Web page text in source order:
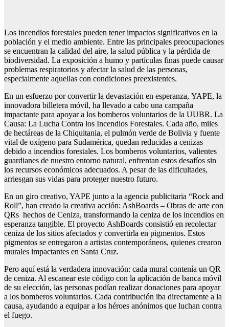
Los incendios forestales pueden tener impactos significativos en la
población y el medio ambiente. Entre las principales preocupaciones
se encuentran la calidad del aire, la salud pública y la pérdida de
biodiversidad. La exposición a humo y partículas finas puede causar
problemas respiratorios y afectar la salud de las personas,
especialmente aquellas con condiciones preexistentes.
En un esfuerzo por convertir la devastación en esperanza, YAPE, la
innovadora billetera móvil, ha llevado a cabo una campaña
impactante para apoyar a los bomberos voluntarios de la UUBR. La
Causa: La Lucha Contra los Incendios Forestales. Cada año, miles
de hectáreas de la Chiquitania, el pulmón verde de Bolivia y fuente
vital de oxígeno para Sudamérica, quedan reducidas a cenizas
debido a incendios forestales. Los bomberos voluntarios, valientes
guardianes de nuestro entorno natural, enfrentan estos desafíos sin
los recursos económicos adecuados. A pesar de las dificultades,
arriesgan sus vidas para proteger nuestro futuro.
En un giro creativo, YAPE junto a la agencia publicitaria “Rock and
Roll”, han creado la creativa acción: AshBoards – Obras de arte con
QRs hechos de Ceniza, transformando la ceniza de los incendios en
esperanza tangible. El proyecto AshBoards consistió en recolectar
ceniza de los sitios afectados y convertirla en pigmentos. Estos
pigmentos se entregaron a artistas contemporáneos, quienes crearon
murales impactantes en Santa Cruz.
Pero aquí está la verdadera innovación: cada mural contenía un QR
de ceniza. Al escanear este código con la aplicación de banca móvil
de su elección, las personas podían realizar donaciones para apoyar
a los bomberos voluntarios. Cada contribución iba directamente a la
causa, ayudando a equipar a los héroes anónimos que luchan contra
el fuego.